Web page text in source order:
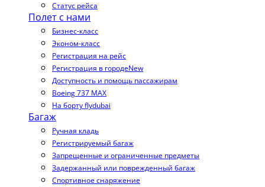
Статус рейса
Полет с нами
Бизнес-класс
Эконом-класс
Регистрация на рейс
Регистрация в городеNew
Доступность и помощь пассажирам
Boeing 737 MAX
На борту flydubai
Багаж
Ручная кладь
Регистрируемый багаж
Запрещенные и ограниченные предметы
Задержанный или поврежденный багаж
Спортивное снаряжение